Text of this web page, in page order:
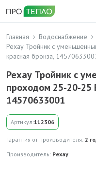
Главная
Водоснабжение
Рехау Тройник с
красная бронза,
Рехау Тройник с
проходом 25-20-25
14570633001
Артикул:112306
Гарантия от производителя: 2
Производитель: Рехау